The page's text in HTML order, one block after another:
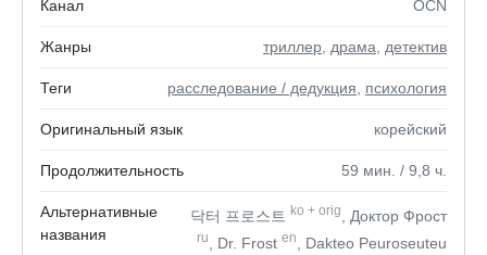
Канал OCN
Жанры триллер драма детектив
Теги расследование / дедукция психология
Оригинальный язык корейский
Продолжительность 59 мин. / 9,8 ч.
Альтернативные
названия
닥터 프로스트 ko + orig , Доктор Фрост
ru , Dr. Frost en , Dakteo Peuroseuteu